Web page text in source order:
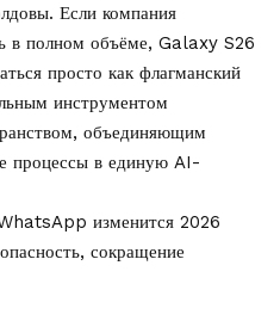
Если компания
в полном объёме, Galaxy S26
просто как флагманский
инструментом
объединяющим
процессы в единую AI-
изменится 2026
сокращение